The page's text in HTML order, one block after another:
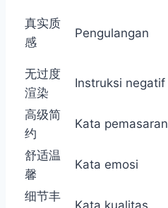
真实质
感
Pengulangan
无过度
渲染
Instruksi negatif
高级简
约
Kata pemasaran
舒适温
馨
Kata emosi
细节丰
Kata kualitas